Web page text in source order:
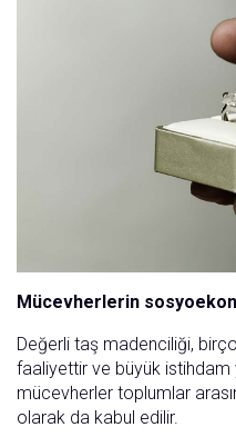
Mücevherlerin
Değerli taş madenciliği,
faaliyettir ve büyük istihdam
mücevherler toplumlar
olarak da kabul edilir.